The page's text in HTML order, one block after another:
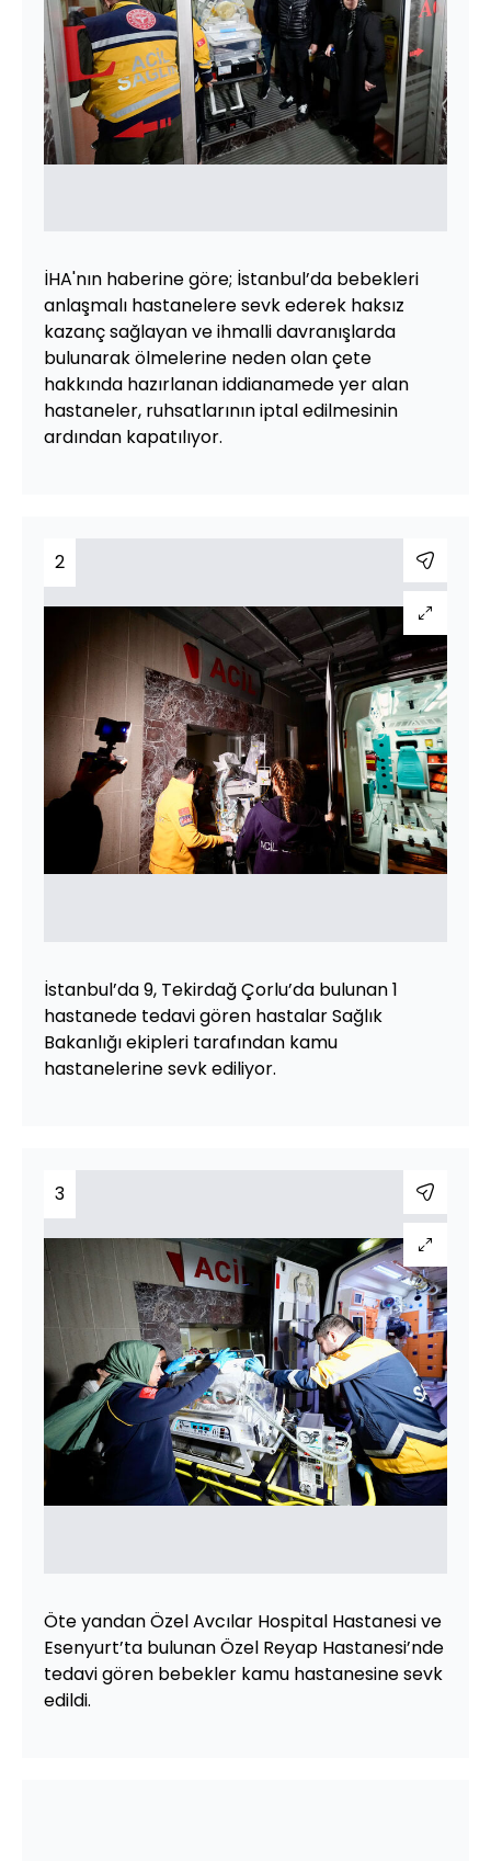
İHA'nın haberine göre; İstanbul’da bebekleri
anlaşmalı hastanelere sevk ederek haksız
kazanç sağlayan ve ihmalli davranışlarda
bulunarak ölmelerine neden olan çete
hakkında hazırlanan iddianamede yer alan
hastaneler, ruhsatlarının iptal edilmesinin
ardından kapatılıyor.
2
İstanbul’da 9, Tekirdağ Çorlu’da bulunan 1
hastanede tedavi gören hastalar Sağlık
Bakanlığı ekipleri tarafından kamu
hastanelerine sevk ediliyor.
3
Öte yandan Özel Avcılar Hospital Hastanesi ve
Esenyurt’ta bulunan Özel Reyap Hastanesi’nde
tedavi gören bebekler kamu hastanesine sevk
edildi.